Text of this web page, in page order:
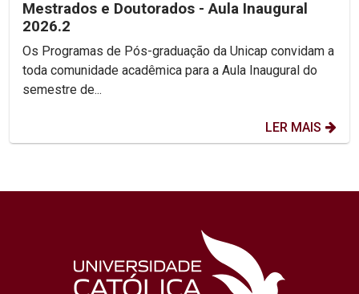
Mestrados e Doutorados - Aula Inaugural
2026.2
Os Programas de Pós-graduação da Unicap convidam a
toda comunidade acadêmica para a Aula Inaugural do
semestre de...
LER MAIS